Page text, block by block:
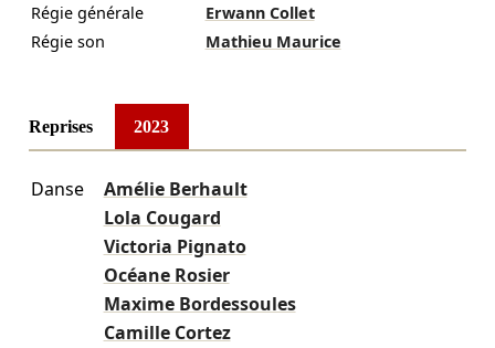
Régie générale
Erwann Collet
Régie son
Mathieu Maurice
Reprises 2023
Danse
Amélie Berhault
Lola Cougard
Victoria Pignato
Océane Rosier
Maxime Bordessoules
Camille Cortez